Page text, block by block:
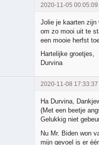
2020-11-05 00:05:09
Jolie je kaarten zijn
om zo mooi uit te
een mooie herfst
Hartelijke groetjes,
Durvina
2020-11-08 17:33:37
Ha Durvina,
(Met een beetje
Gelukkig niet
Nu Mr. Biden won
mijn gevoel is er